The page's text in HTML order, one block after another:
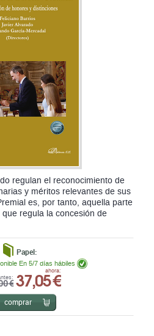
y méritos relevantes de sus
es, por tanto, aquella parte
regula la concesión de
€
ahora:
37,05 €
En 5/7 días hábiles
comprar